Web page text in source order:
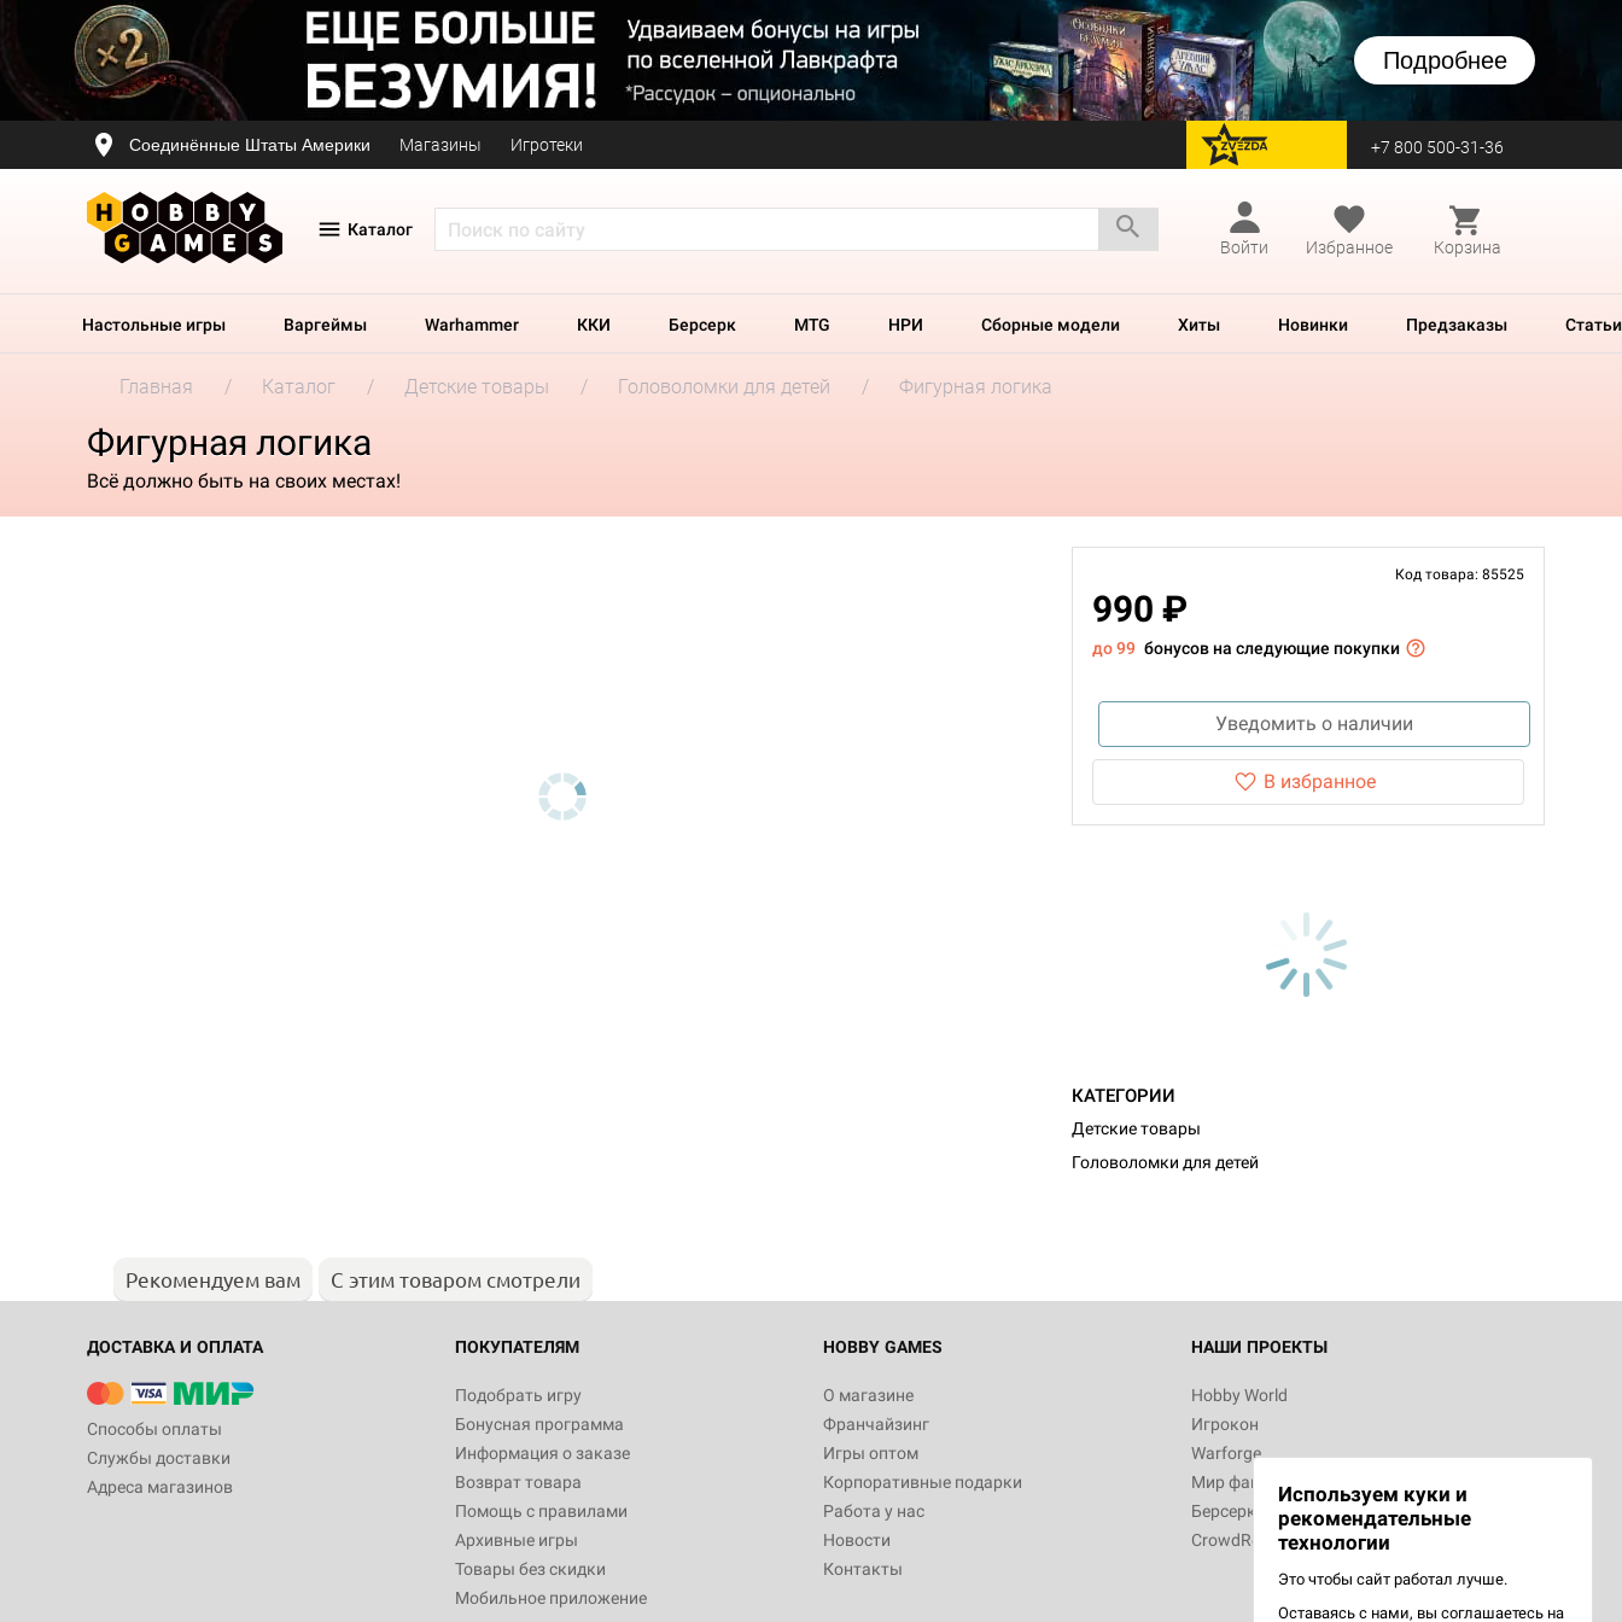
Подробнее
Соединённые Штаты Америки Магазины Игротеки перейти на Zvezda +7 800 500-31-36
Каталог
Войти
Избранное Корзина
Настольные игры Варгеймы Warhammer ККИ Берсерк MTG НРИ Сборные модели Хиты Новинки Предзаказы Статьи
Главная Каталог Детские товары Головоломки для детей Фигурная логика
Фигурная логика
Всё должно быть на своих местах!
Код товара: 85525
990 ₽
до 99 бонусов на следующие покупки
Уведомить о наличии
В избранное
КАТЕГОРИИ
Детские товары
Головоломки для детей
Рекомендуем вам С этим товаром смотрели
ДОСТАВКА И ОПЛАТА
Способы оплаты
Службы доставки
Адреса магазинов
ПОКУПАТЕЛЯМ
Подобрать игру
Бонусная программа
Информация о заказе
Возврат товара
Помощь с правилами
Архивные игры
Товары без скидки
Мобильное приложение
HOBBY GAMES
О магазине
Франчайзинг
Игры оптом
Корпоративные подарки
Работа у нас
Новости
Контакты
НАШИ ПРОЕКТЫ
Hobby World
Игрокон
Warforge
Мир фантастики
Берсерк
CrowdRepublic
Используем куки и
рекомендательные
технологии
Это чтобы сайт работал лучше.
Оставаясь с нами, вы соглашаетесь на